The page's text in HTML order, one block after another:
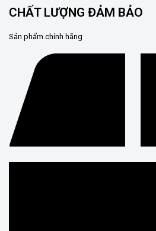
CHẤT LƯỢNG ĐẢM BẢO
Sản phẩm chính hãng